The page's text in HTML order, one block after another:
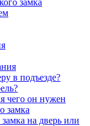
замка
в подъезде?
чего он нужен
замка
на дверь или